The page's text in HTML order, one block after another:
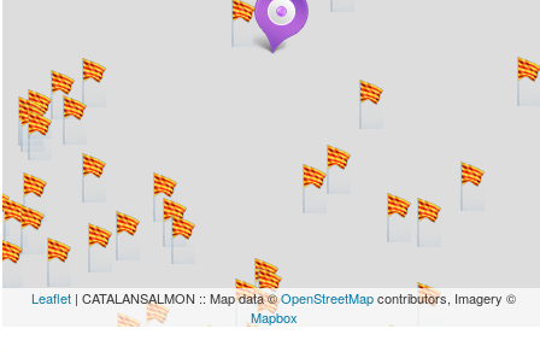
Leaflet | CATALANSALMON :: Map data ©OpenStreetMapcontributors, Imagery ©
Mapbox